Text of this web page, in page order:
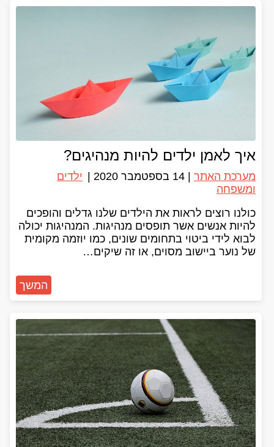
איך לאמן ילדים להיות מנהיגים?
מערכת האתר 14 בספטמבר 2020
ילדים
ומשפחה
כולנו רוצים לראות את הילדים שלנו גדלים והופכים
להיות אנשים אשר תופסים מנהיגות. המנהיגות יכולה
לבוא לידי ביטוי בתחומים שונים, כמו יוזמה מקומית
של נוער ביישוב מסוים, או זה שיקים…
המשך